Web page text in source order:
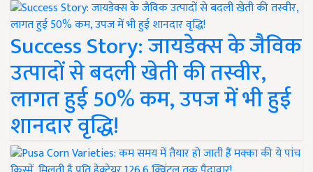
Success Story: जायडेक्स के जैविक
उत्पादों से बदली खेती की तस्वीर,
लागत हुई 50% कम, उपज में भी हुई
शानदार वृद्धि!